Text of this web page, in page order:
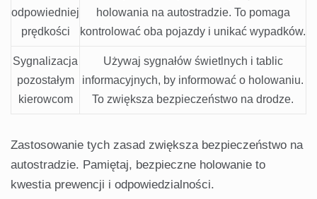
odpowiedniej
prędkości
holowania na autostradzie. To pomaga
kontrolować oba pojazdy i unikać wypadków.
Sygnalizacja
pozostałym
kierowcom
Używaj sygnałów świetlnych i tablic
informacyjnych, by informować o holowaniu.
To zwiększa bezpieczeństwo na drodze.
Zastosowanie tych zasad zwiększa bezpieczeństwo na
autostradzie. Pamiętaj, bezpieczne holowanie to
kwestia prewencji i odpowiedzialności.